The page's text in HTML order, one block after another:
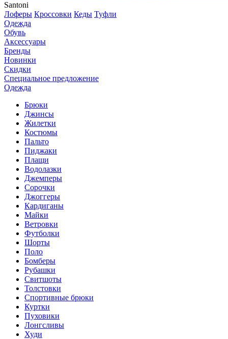
Santoni
Лоферы Кроссовки Кеды Туфли
Одежда
Обувь
Аксессуары
Бренды
Новинки
Скидки
Специальное предложение
Одежда
Брюки
Джинсы
Жилетки
Костюмы
Пальто
Пиджаки
Плащи
Водолазки
Джемперы
Сорочки
Джоггеры
Кардиганы
Майки
Ветровки
Футболки
Шорты
Поло
Бомберы
Рубашки
Свитшоты
Толстовки
Спортивные брюки
Куртки
Пуховики
Лонгсливы
Худи